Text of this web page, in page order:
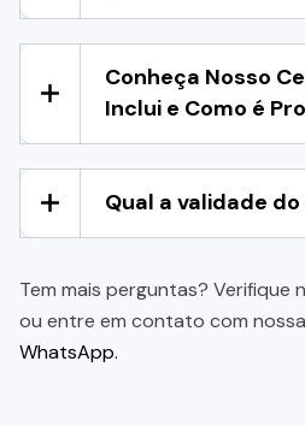
Conheça Nosso
Inclui e Como é
Qual a validade
Tem mais perguntas? Verifique
ou entre em contato com nossa
WhatsApp.